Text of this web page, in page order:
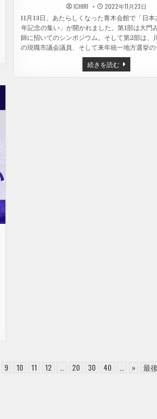
ICHIRI 2022年11月23日
11月13日、あたらしくなった青木会館で「日
年記念の集い」が開かれました。第1部は大門
師に招いてのシンポジウム。そして第2部は、
の現職市議会議員、そして来年統一地方選挙
続きを読む「未
来
に
9 10 11 12 ... 20 30 40 ... » 最